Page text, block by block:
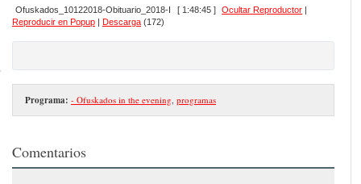
Ofuskados_10122018-Obituario_2018-I [ 1:48:45 ] Ocultar Reproductor |
Reproducir en Popup | Descarga (172)
Programa: - Ofuskados in the evening programas
Comentarios